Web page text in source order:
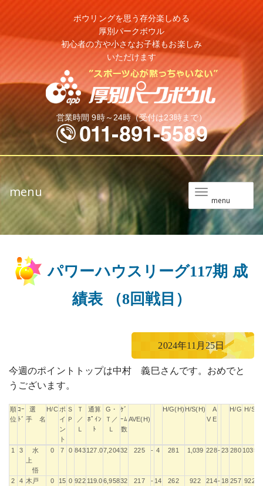
ボウリングを思う存分楽しめる
厚別パークボウル
初心者の方や小さなお子様もお楽しみ
いただけます
営業時間 9時～24時（受付は23時まで）
ニ
ュ
ー
menu
menu
パワーハウスリーグ117期 成
績表 （8回戦目）
2024年11月25日
今週のポイントトップは中村 義巳さんです。おめでと
うございます。
順
位
ｺｰ
ﾄﾞ
選
手 名
H/C ポ
イ
ン
ト
Ｓ
Ｐ
Ｔ
／
Ｌ
通算
ﾎﾟｲﾝ
ﾄ
G・
Ｔ／
Ｌ
ｹﾞ
ｰﾑ
数
AVE(H)
H/G(H) H/S(H)
A
V E
H/G H/S
順
ｺｰ
選
手 名
H/C
ポ
ト
Ｓ
Ｔ
通算
G・ ｹﾞ
H/G(H) H/S(H) A
H/G H/S
1 3
水
上
悟
0 7 0 843127.07,20432 225 - 4 281 1,039 228-23 280 1035
2 4 木戸
0 15 0 922 119.06,95832 217 - 14 262 922 214- 18 257 922